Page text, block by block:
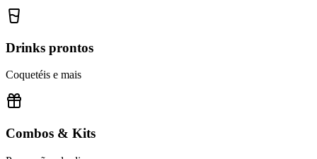
Drinks prontos
Coquetéis e mais
Combos & Kits